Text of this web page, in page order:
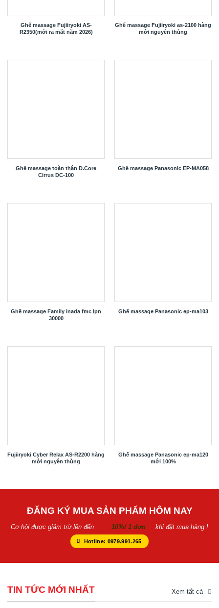
Ghế massage Fujiiryoki AS-
R2350(mới ra mắt năm 2026)
Ghế massage Fujiiryoki as-2100 hàng
mới nguyên thùng
Ghế massage toàn thân D.Core
Cirrus DC-100
Ghế massage Panasonic EP-MA058
Ghế massage Family inada fmc lpn
30000
Ghế massage Panasonic ep-ma103
Fujiiryoki Cyber Relax AS-R2200 hàng
mới nguyên thùng
Ghế massage Panasonic ep-ma120
mới 100%
ĐĂNG KÝ MUA SẢN PHẨM HÔM NAY
Cơ hội được giảm trừ lên đến 10%/ 1 đơn khi đặt mua hàng !
Hotline: 0979.991.265
TIN TỨC MỚI NHẤT Xem tất cả